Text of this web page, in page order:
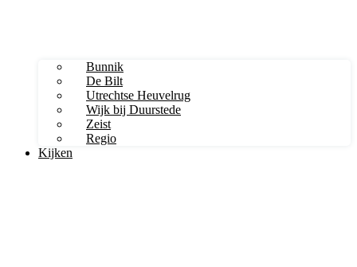
Bunnik
De Bilt
Utrechtse Heuvelrug
Wijk bij Duurstede
Zeist
Regio
Kijken